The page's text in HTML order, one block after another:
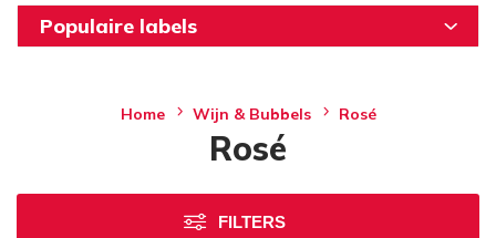
Populaire labels
Home Wijn & Bubbels Rosé
Rosé
FILTERS